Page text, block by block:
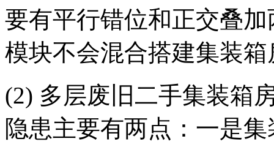
要有平行错位和正交叠
模块不会混合搭建集装箱
(2) 多层废旧二手集装箱
隐患主要有两点：一是